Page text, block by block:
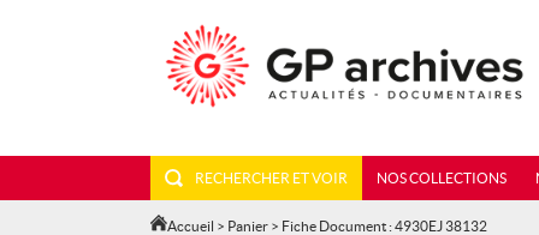
RECHERCHER ET VOIR NOS COLLECTIONS
Accueil > Panier > Fiche Document : 4930EJ 38132